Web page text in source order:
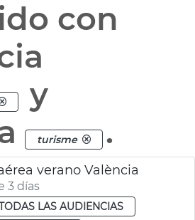
con
y
turisme .
verano València
3 días
LAS AUDIENCIAS